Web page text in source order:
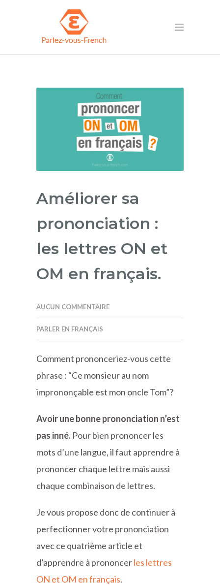
Améliorer sa
prononciation :
les lettres ON et
OM en français.
AUCUN COMMENTAIRE
PARLER EN FRANÇAIS
Comment prononceriez-vous cette
phrase : “Ce monsieur au nom
imprononçable est mon oncle Tom”?
Avoir une bonne prononciation n’est
pas inné. Pour bien prononcer les
mots d’une langue, il faut apprendre à
prononcer chaque lettre mais aussi
chaque combinaison de lettres.
Je vous propose donc de continuer à
perfectionner votre prononciation
avec ce quatrième article et
d’apprendre à prononcerles lettres
ON et OM en français.